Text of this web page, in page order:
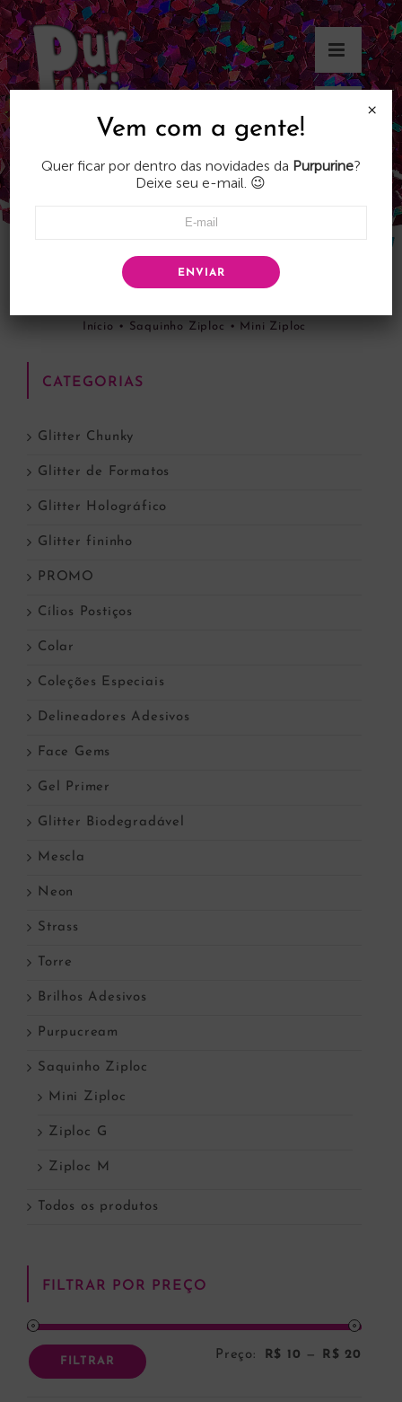
Skip
to
content
Início • Saquinho Ziploc • Mini Ziploc
CATEGORIAS
Glitter Chunky
Glitter de Formatos
Glitter Holográfico
Glitter fininho
PROMO
Cílios Postiços
Colar
Coleções Especiais
Delineadores Adesivos
Face Gems
Gel Primer
Glitter Biodegradável
Mescla
Neon
Strass
Torre
Brilhos Adesivos
Purpucream
Saquinho Ziploc
Mini Ziploc
Ziploc G
Ziploc M
Todos os produtos
FILTRAR POR PREÇO
FILTRAR Preço: R$ 10 — R$ 20
Vem com a gente!
Quer ficar por dentro das novidades da Purpurine?
Deixe seu e-mail. 😉
ENVIAR
×